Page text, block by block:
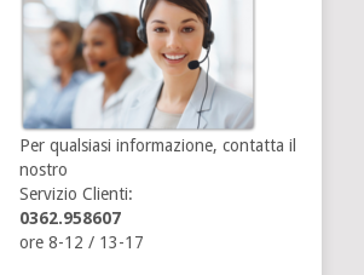
Per qualsiasi informazione, contatta il
nostro
Servizio Clienti:
0362.958607
ore 8-12 / 13-17